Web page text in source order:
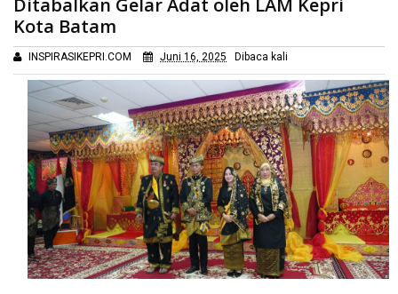
oleh LAM Kepri Kota Batam
Ditabalkan Gelar Adat oleh LAM Kepri
Kota Batam
INSPIRASIKEPRI.COM Juni 16, 2025 Dibaca kali